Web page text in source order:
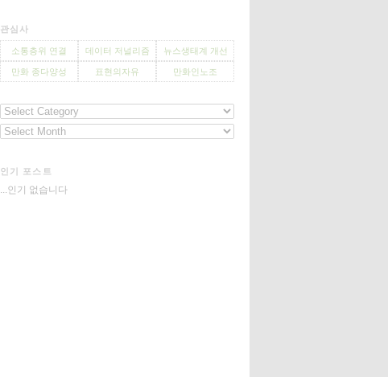
관심사
소통층위 연결 데이터 저널리즘 뉴스생태계 개선
만화 종다양성 표현의자유 만화인노조
인기 포스트
...인기 없습니다